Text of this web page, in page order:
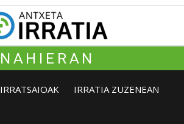
NAHIERAN
IRRATSAIOAK IRRATIA ZUZENEAN